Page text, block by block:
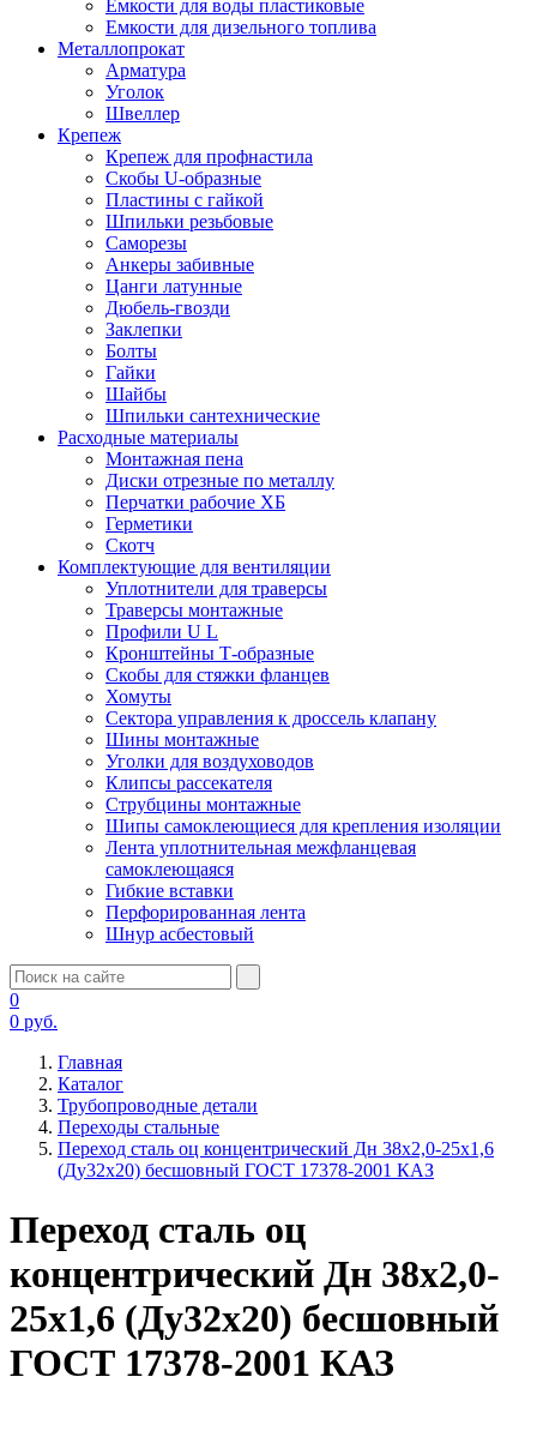
Емкости для воды пластиковые
Емкости для дизельного топлива
Металлопрокат
Арматура
Уголок
Швеллер
Крепеж
Крепеж для профнастила
Скобы U-образные
Пластины с гайкой
Шпильки резьбовые
Саморезы
Анкеры забивные
Цанги латунные
Дюбель-гвозди
Заклепки
Болты
Гайки
Шайбы
Шпильки сантехнические
Расходные материалы
Монтажная пена
Диски отрезные по металлу
Перчатки рабочие ХБ
Герметики
Скотч
Комплектующие для вентиляции
Уплотнители для траверсы
Траверсы монтажные
Профили U L
Кронштейны Т-образные
Скобы для стяжки фланцев
Хомуты
Сектора управления к дроссель клапану
Шины монтажные
Уголки для воздуховодов
Клипсы рассекателя
Струбцины монтажные
Шипы самоклеющиеся для крепления изоляции
Лента уплотнительная межфланцевая
самоклеющаяся
Гибкие вставки
Перфорированная лента
Шнур асбестовый
0
0 руб.
Главная
Каталог
Трубопроводные детали
Переходы стальные
Переход сталь оц концентрический Дн 38х2,0-25х1,6
(Ду32х20) бесшовный ГОСТ 17378-2001 КАЗ
Переход сталь оц
концентрический Дн 38х2,0-
25х1,6 (Ду32х20) бесшовный
ГОСТ 17378-2001 КАЗ